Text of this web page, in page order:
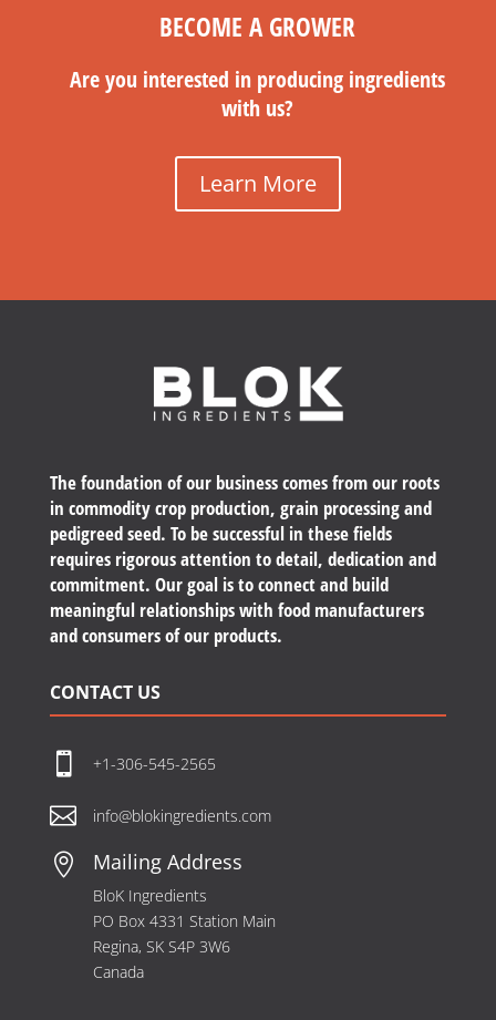
BECOME A GROWER
Are you interested in producing ingredients
with us?
Learn More
The foundation of our business comes from our roots
in commodity crop production, grain processing and
pedigreed seed. To be successful in these fields
requires rigorous attention to detail, dedication and
commitment. Our goal is to connect and build
meaningful relationships with food manufacturers
and consumers of our products.
CONTACT US
 +1-306-545-2565
 info@blokingredients.com
 Mailing Address
BloK Ingredients
PO Box 4331 Station Main
Regina, SK S4P 3W6
Canada